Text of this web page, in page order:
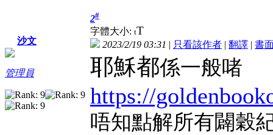
沙文
管理員
2#
字體大小: tT
2023/2/19 03:31 | 只看該作者 | 翻譯 | 書
耶穌都係一般啫
https://
唔知點解所有闢穀